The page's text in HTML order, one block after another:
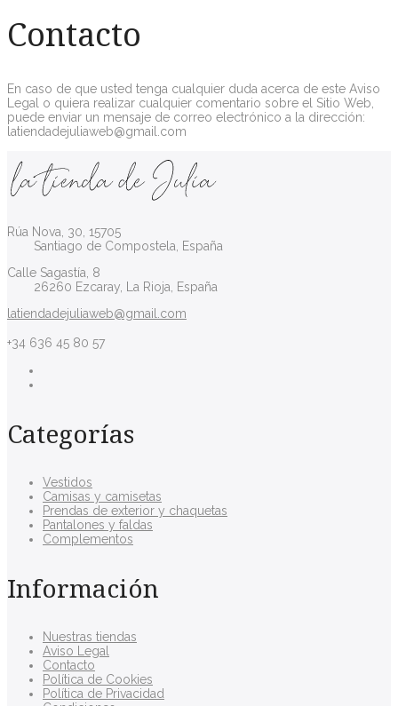
Contacto
En caso de que usted tenga cualquier duda acerca de este Aviso
Legal o quiera realizar cualquier comentario sobre el Sitio Web,
puede enviar un mensaje de correo electrónico a la dirección:
latiendadejuliaweb@gmail.com
Rúa Nova, 30, 15705
Santiago de Compostela, España
Calle Sagastía, 8
26260 Ezcaray, La Rioja, España
latiendadejuliaweb@gmail.com
+34 636 45 80 57
Categorías
Vestidos
Camisas y camisetas
Prendas de exterior y chaquetas
Pantalones y faldas
Complementos
Información
Nuestras tiendas
Aviso Legal
Contacto
Política de Cookies
Política de Privacidad